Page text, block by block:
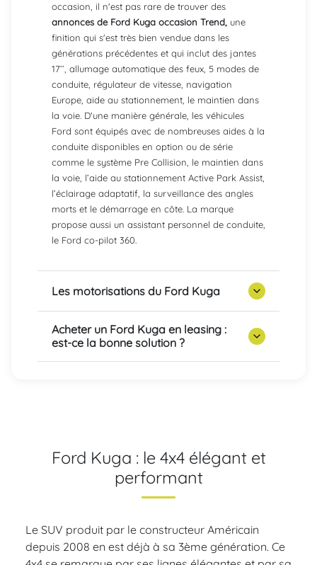
occasion, il n'est pas rare de trouver des
annonces de Ford Kuga occasion Trend, une
finition qui s'est très bien vendue dans les
générations précédentes et qui inclut des jantes
17’’, allumage automatique des feux, 5 modes de
conduite, régulateur de vitesse, navigation
Europe, aide au stationnement, le maintien dans
la voie. D'une manière générale, les véhicules
Ford sont équipés avec de nombreuses aides à la
conduite disponibles en option ou de série
comme le système Pre Collision, le maintien dans
la voie, l’aide au stationnement Active Park Assist,
l’éclairage adaptatif, la surveillance des angles
morts et le démarrage en côte. La marque
propose aussi un assistant personnel de conduite,
le Ford co-pilot 360.
Les motorisations du Ford Kuga
Acheter un Ford Kuga en leasing :
est-ce la bonne solution ?
Ford Kuga : le 4x4 élégant et
performant
Le SUV produit par le constructeur Américain
depuis 2008 en est déjà à sa 3ème génération. Ce